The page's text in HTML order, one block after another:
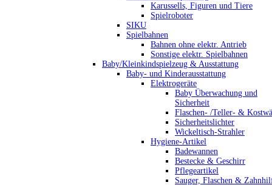
Karussells, Figuren und Tiere
Spielroboter
SIKU
Spielbahnen
Bahnen ohne elektr. Antrieb
Sonstige elektr. Spielbahnen
Baby/Kleinkindspielzeug & Ausstattung
Baby- und Kinderausstattung
Elektrogeräte
Baby Überwachung und
Sicherheit
Flaschen- /Teller- &
Sicherheitslichter
Wickeltisch-Strahler
Hygiene-Artikel
Badewannen
Bestecke & Geschirr
Pflegeartikel
Sauger, Flaschen &